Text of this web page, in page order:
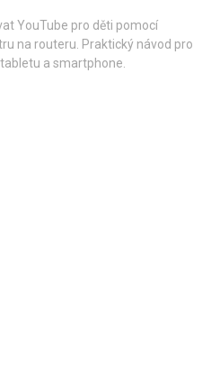
YouTube pro děti pomocí
na routeru. Praktický návod pro
a smartphone.